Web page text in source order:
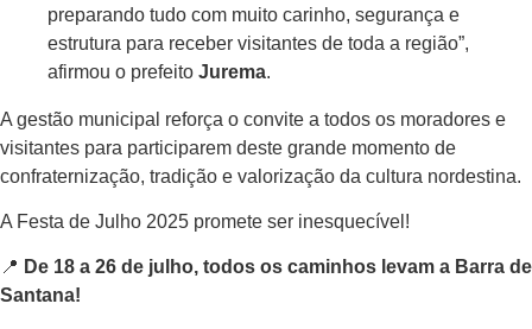
preparando tudo com muito carinho, segurança e
estrutura para receber visitantes de toda a região”,
afirmou o prefeito Jurema.
A gestão municipal reforça o convite a todos os moradores e
visitantes para participarem deste grande momento de
confraternização, tradição e valorização da cultura nordestina.
A Festa de Julho 2025 promete ser inesquecível!
📍 De 18 a 26 de julho, todos os caminhos levam a Barra de
Santana!